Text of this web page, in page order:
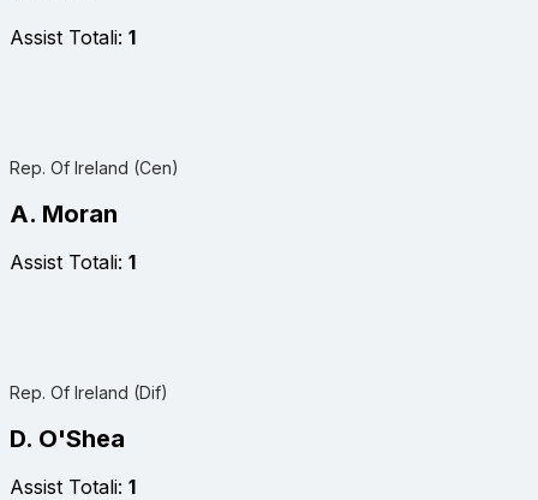
Assist Totali: 1
Rep. Of Ireland (Cen)
A. Moran
Assist Totali: 1
Rep. Of Ireland (Dif)
D. O'Shea
Assist Totali: 1